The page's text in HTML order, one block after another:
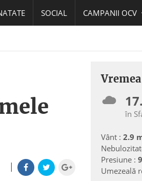
SOCIAL CAMPANII OCV
|
Vremea
în
Vânt : 2.9
Presiune :
Umezeală